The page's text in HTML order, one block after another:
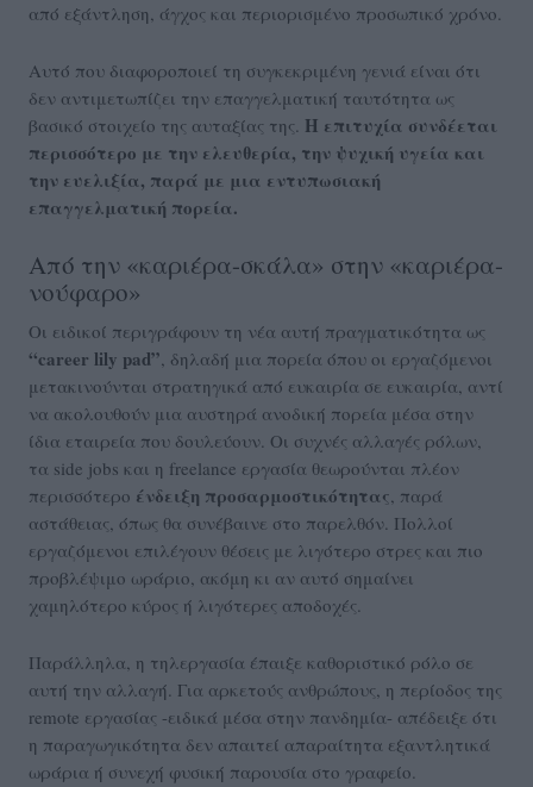
από εξάντληση, άγχος και περιορισμένο προσωπικό χρόνο.
Αυτό που διαφοροποιεί τη συγκεκριμένη γενιά είναι ότι
δεν αντιμετωπίζει την επαγγελματική ταυτότητα ως
βασικό στοιχείο της αυταξίας της. Η επιτυχία συνδέεται
περισσότερο με την ελευθερία, την ψυχική υγεία και
την ευελιξία, παρά με μια εντυπωσιακή
επαγγελματική πορεία.
Από την «καριέρα-σκάλα» στην «καριέρα-
νούφαρο»
Οι ειδικοί περιγράφουν τη νέα αυτή πραγματικότητα ως
“career lily pad”, δηλαδή μια πορεία όπου οι εργαζόμενοι
μετακινούνται στρατηγικά από ευκαιρία σε ευκαιρία, αντί
να ακολουθούν μια αυστηρά ανοδική πορεία μέσα στην
ίδια εταιρεία που δουλεύουν. Οι συχνές αλλαγές ρόλων,
τα side jobs και η freelance εργασία θεωρούνται πλέον
περισσότερο ένδειξη προσαρμοστικότητας, παρά
αστάθειας, όπως θα συνέβαινε στο παρελθόν. Πολλοί
εργαζόμενοι επιλέγουν θέσεις με λιγότερο στρες και πιο
προβλέψιμο ωράριο, ακόμη κι αν αυτό σημαίνει
χαμηλότερο κύρος ή λιγότερες αποδοχές.
Παράλληλα, η τηλεργασία έπαιξε καθοριστικό ρόλο σε
αυτή την αλλαγή. Για αρκετούς ανθρώπους, η περίοδος της
remote εργασίας -ειδικά μέσα στην πανδημία- απέδειξε ότι
η παραγωγικότητα δεν απαιτεί απαραίτητα εξαντλητικά
ωράρια ή συνεχή φυσική παρουσία στο γραφείο.